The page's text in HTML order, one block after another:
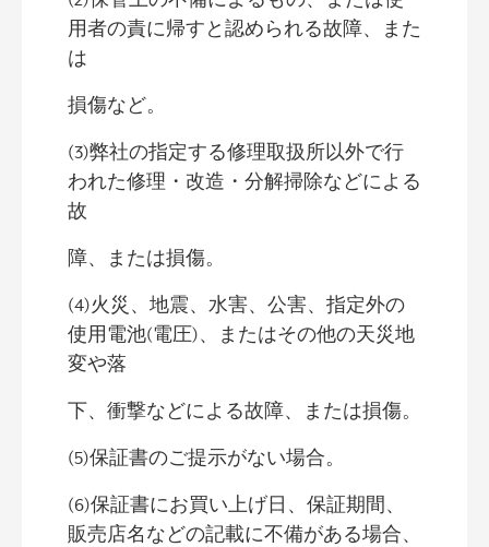
用者の責に帰すと認められる故障、また
は
損傷など。
(3)弊社の指定する修理取扱所以外で行
われた修理・改造・分解掃除などによる
故
障、または損傷。
(4)火災、地震、水害、公害、指定外の
使用電池(電圧)、またはその他の天災地
変や落
下、衝撃などによる故障、または損傷。
(5)保証書のご提示がない場合。
(6)保証書にお買い上げ日、保証期間、
販売店名などの記載に不備がある場合、